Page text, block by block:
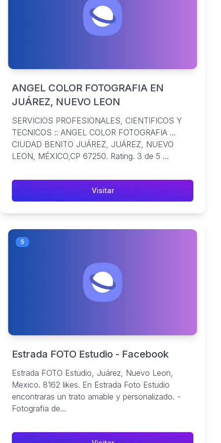
ANGEL COLOR FOTOGRAFIA EN
JUÁREZ, NUEVO LEON
SERVICIOS PROFESIONALES, CIENTIFICOS Y
TECNICOS :: ANGEL COLOR FOTOGRAFIA ...
CIUDAD BENITO JUÁREZ, JUÁREZ, NUEVO
LEON, MÉXICO,CP 67250. Rating. 3 de 5 ...
Visitar
5
Estrada FOTO Estudio - Facebook
Estrada FOTO Estudio, Juárez, Nuevo Leon,
Mexico. 8162 likes. En Estrada Foto Estudio
encontraras un trato amable y personalizado. -
Fotografia de...